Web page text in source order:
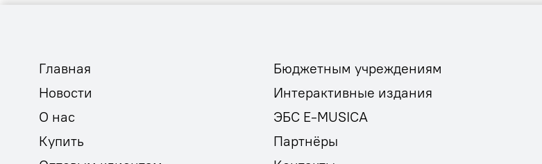
Главная
Новости
О нас
Купить
Бюджетным учреждениям
Интерактивные издания
ЭБС E-MUSICA
Партнёры